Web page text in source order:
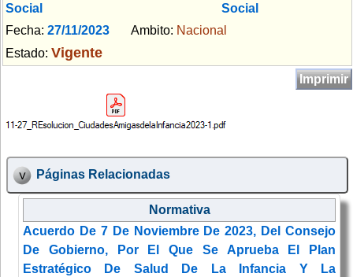
Social
Social
Fecha: 27/11/2023 Ambito: Nacional
Estado: Vigente
Imprimir
Páginas Relacionadas
Normativa
Acuerdo De 7 De Noviembre De 2023, Del Consejo
De Gobierno, Por El Que Se Aprueba El Plan
Estratégico De Salud De La Infancia Y La